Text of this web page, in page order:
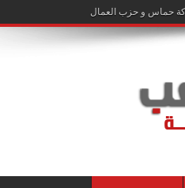
حماس و حزب العمال